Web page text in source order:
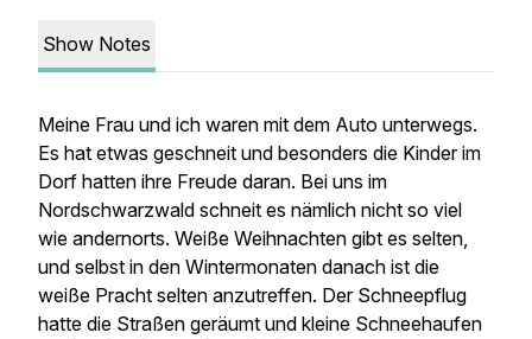
Show Notes
Meine Frau und ich waren mit dem Auto unterwegs.
Es hat etwas geschneit und besonders die Kinder im
Dorf hatten ihre Freude daran. Bei uns im
Nordschwarzwald schneit es nämlich nicht so viel
wie andernorts. Weiße Weihnachten gibt es selten,
und selbst in den Wintermonaten danach ist die
weiße Pracht selten anzutreffen. Der Schneepflug
hatte die Straßen geräumt und kleine Schneehaufen